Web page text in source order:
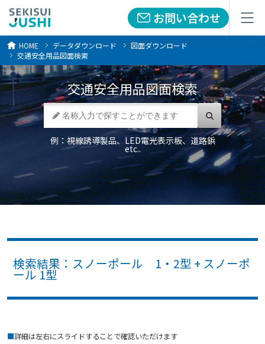
お問い合わせ
メニュー お問い合わせ
メニュー
HOME データダウンロード
図面ダウンロード
交通安全用品図面検索
交通安全用品図面検索
例：視線誘導製品、LED電光表示板、道路鋲
etc..
検索結果：スノーポール 1・2型 + スノーポ
ール 1型
■詳細は左右にスライドすることで確認いただけます